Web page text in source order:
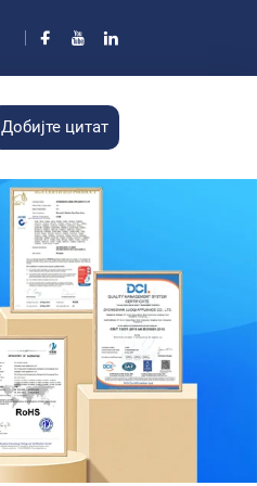
Добијте цитат